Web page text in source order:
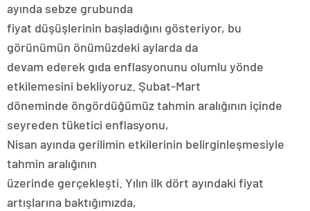
ayında sebze grubunda
fiyat düşüşlerinin başladığını gösteriyor, bu
görünümün önümüzdeki aylarda da
devam ederek gıda enflasyonunu olumlu yönde
etkilemesini bekliyoruz. Şubat-Mart
döneminde öngördüğümüz tahmin aralığının içinde
seyreden tüketici enflasyonu,
Nisan ayında gerilimin etkilerinin belirginleşmesiyle
tahmin aralığının
üzerinde gerçekleşti. Yılın ilk dört ayındaki fiyat
artışlarına baktığımızda,